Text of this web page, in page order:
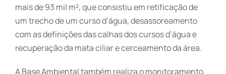
mais de 93 mil m², que consistiu em retificação de
um trecho de um curso d’água, desassoreamento
com as definições das calhas dos cursos d’água e
recuperação da mata ciliar e cerceamento da área.
A Base Ambiental também realiza o monitoramento